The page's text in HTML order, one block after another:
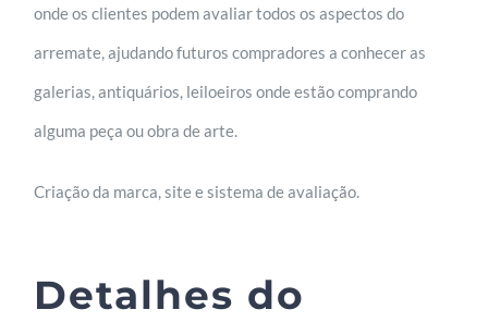
onde os clientes podem avaliar todos os aspectos do
arremate, ajudando futuros compradores a conhecer as
galerias, antiquários, leiloeiros onde estão comprando
alguma peça ou obra de arte.
Criação da marca, site e sistema de avaliação.
Detalhes do